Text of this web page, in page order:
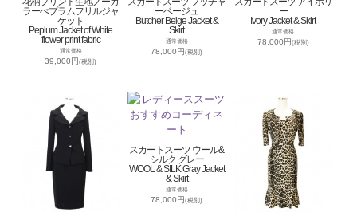
ラーぺプラムフリルジャ
ケット
Peplum Jacket of White
flower print fabric
通常価格
39,000円(税別)
ーベージュ
Butcher Beige Jacket &
Skirt
通常価格
78,000円(税別)
ー
Ivory Jacket & Skirt
通常価格
78,000円 (税別)
スカートスーツ ウール&
シルク グレー
WOOL & SILK Gray Jacket
& Skirt
通常価格
78,000円(税別)